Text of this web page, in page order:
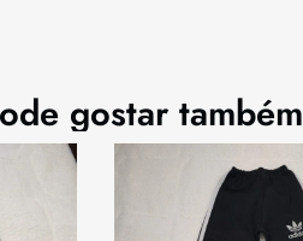
gostar também